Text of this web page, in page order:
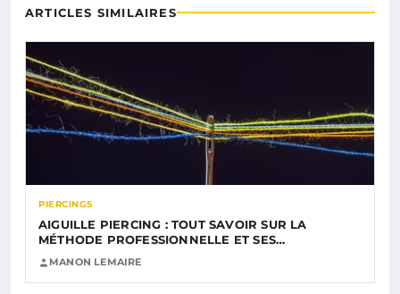
ARTICLES SIMILAIRES
PIERCINGS
AIGUILLE PIERCING : TOUT SAVOIR SUR LA
MÉTHODE PROFESSIONNELLE ET SES…
MANON LEMAIRE